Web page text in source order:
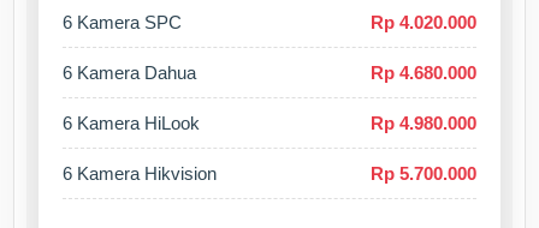
6 Kamera SPC Rp 4.020.000
6 Kamera Dahua Rp 4.680.000
6 Kamera HiLook Rp 4.980.000
6 Kamera Hikvision Rp 5.700.000